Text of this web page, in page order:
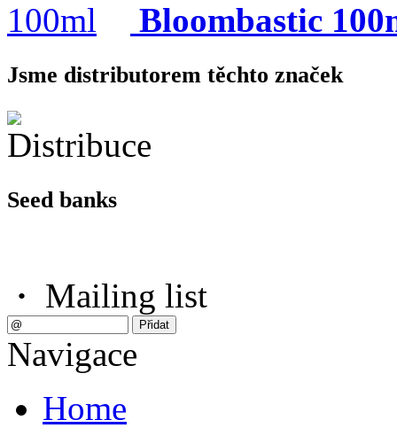
Bloombastic
Jsme distributorem těchto značek
Seed banks
· Mailing list
Navigace
Home